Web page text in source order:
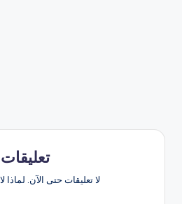
تعليقات
لا تعليقات حتى الآن. لماذا